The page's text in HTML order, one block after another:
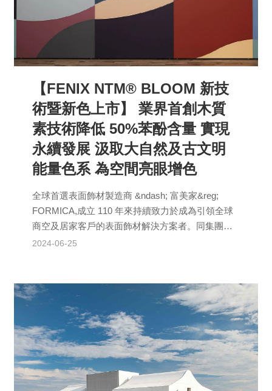
【FENIX NTM® BLOOM 新技
術暨新色上市】 業界首創木質
素技術降低 50%苯酚含量 實現
永續發展 汲取大自然及古文明
能量色系 為空間亮眼增色
全球首選表面飾材製造商 &ndash; 富美家&reg;
FORMICA,成立 110 年來持續致力於成為引領全球
商空及居家客戶的表面飾材解決方案者。同集團
Arpa Ind...
2024-06-25